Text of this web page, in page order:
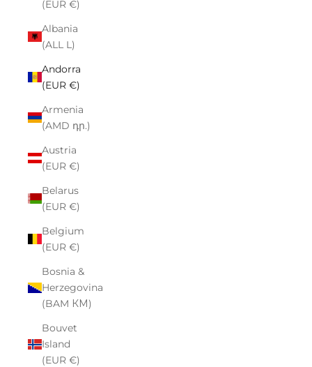
(EUR €)
Albania
(ALL L)
Andorra
(EUR €)
Armenia
(AMD դր.)
Austria
(EUR €)
Belarus
(EUR €)
Belgium
(EUR €)
Bosnia &
Herzegovina
(BAM КМ)
Bouvet
Island
(EUR €)